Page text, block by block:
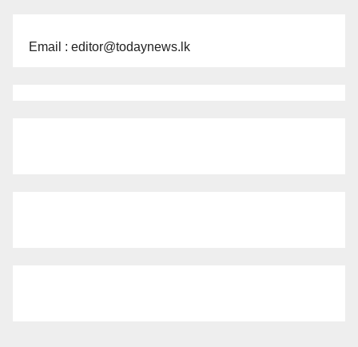
Email : editor@todaynews.lk